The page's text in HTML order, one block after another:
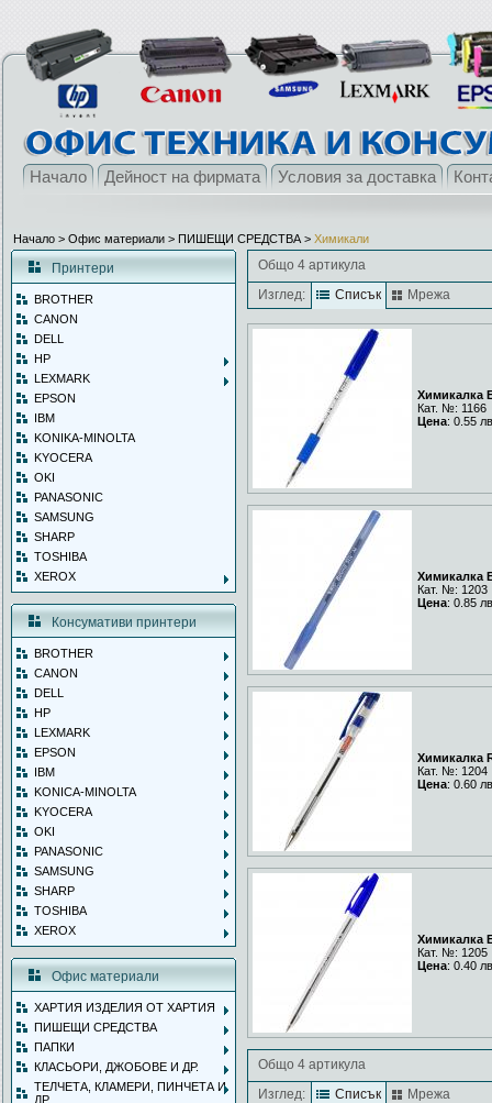
Начало Дейност на фирмата Условия за доставка
Начало > Офис материали > ПИШЕЩИ СРЕДСТВА > Химикали
Принтери
BROTHER
CANON
DELL
HP
LEXMARK
EPSON
IBM
KONIKA-MINOLTA
KYOCERA
OKI
PANASONIC
SAMSUNG
SHARP
TOSHIBA
XEROX
Консумативи принтери
BROTHER
CANON
DELL
HP
LEXMARK
EPSON
IBM
KONICA-MINOLTA
KYOCERA
OKI
PANASONIC
SAMSUNG
SHARP
TOSHIBA
XEROX
Офис материали
ХАРТИЯ ИЗДЕЛИЯ ОТ ХАРТИЯ
ПИШЕЩИ СРЕДСТВА
ПАПКИ
КЛАСЬОРИ, ДЖОБОВЕ И ДР.
ТЕЛЧЕТА, КЛАМЕРИ, ПИНЧЕТА И
ДР.
Общо 4 артикула
Изглед:
Списък Мрежа
Химикалка
Кат. №: 1166
Цена: 0.55
Химикалка
Кат. №: 1203
Цена: 0.85
Химикалка
Кат. №: 1204
Цена: 0.60
Химикалка
Кат. №: 1205
Цена: 0.40
Общо 4 артикула
Изглед:
Списък Мрежа